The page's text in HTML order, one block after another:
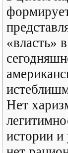
«власть»
Нет
истории